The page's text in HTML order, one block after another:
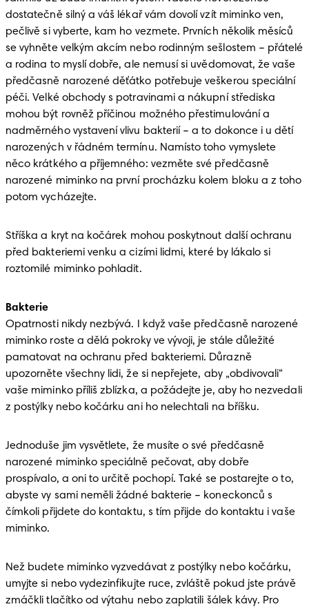
dostatečně silný a váš lékař vám dovolí vzít miminko ven,
pečlivě si vyberte, kam ho vezmete. Prvních několik měsíců
se vyhněte velkým akcím nebo rodinným sešlostem – přátelé
a rodina to myslí dobře, ale nemusí si uvědomovat, že vaše
předčasně narozené děťátko potřebuje veškerou speciální
péči. Velké obchody s potravinami a nákupní střediska
mohou být rovněž příčinou možného přestimulování a
nadměrného vystavení vlivu bakterií – a to dokonce i u dětí
narozených v řádném termínu. Namísto toho vymyslete
něco krátkého a příjemného: vezměte své předčasně
narozené miminko na první procházku kolem bloku a z toho
potom vycházejte.
Stříška a kryt na kočárek mohou poskytnout další ochranu
před bakteriemi venku a cizími lidmi, které by lákalo si
roztomilé miminko pohladit.
Bakterie
Opatrnosti nikdy nezbývá. I když vaše předčasně narozené
miminko roste a dělá pokroky ve vývoji, je stále důležité
pamatovat na ochranu před bakteriemi. Důrazně
upozorněte všechny lidi, že si nepřejete, aby „obdivovali“
vaše miminko příliš zblízka, a požádejte je, aby ho nezvedali
z postýlky nebo kočárku ani ho nelechtali na bříšku.
Jednoduše jim vysvětlete, že musíte o své předčasně
narozené miminko speciálně pečovat, aby dobře
prospívalo, a oni to určitě pochopí. Také se postarejte o to,
abyste vy sami neměli žádné bakterie – koneckonců s
čímkoli přijdete do kontaktu, s tím přijde do kontaktu i vaše
miminko.
Než budete miminko vyzvedávat z postýlky nebo kočárku,
umyjte si nebo vydezinfikujte ruce, zvláště pokud jste právě
zmáčkli tlačítko od výtahu nebo zaplatili šálek kávy. Pro